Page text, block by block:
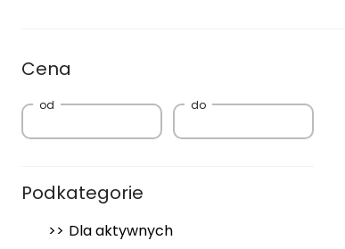
Cena
od do
Podkategorie
Dla aktywnych